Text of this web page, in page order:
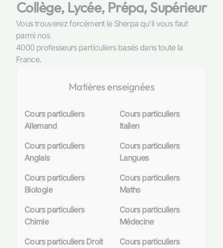
Collège, Lycée, Prépa, Supérieur
Vous trouverez forcément le Sherpa qu'il vous faut
parmi nos
4000 professeurs particuliers basés dans toute la
France.
Matières enseignées
Cours particuliers
Allemand
Cours particuliers
Anglais
Cours particuliers
Biologie
Cours particuliers
Chimie
Cours particuliers Droit
Cours particuliers
Italien
Cours particuliers
Langues
Cours particuliers
Maths
Cours particuliers
Médecine
Cours particuliers